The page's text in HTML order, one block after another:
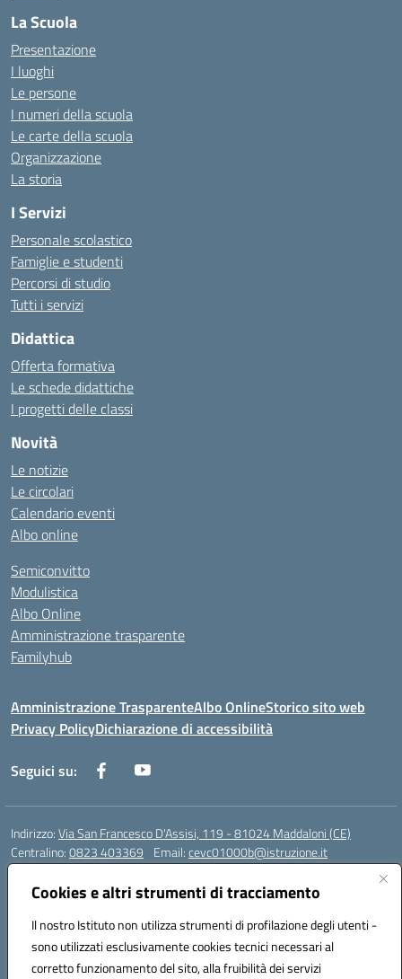
Cookies e altri strumenti di tracciamento
Il nostro Istituto non utilizza strumenti di profilazione degli utenti -
sono utilizzati esclusivamente cookies tecnici necessari al
corretto funzionamento del sito, alla fruibilità dei servizi
La Scuola
Presentazione
I luoghi
Le persone
I numeri della scuola
Le carte della scuola
Organizzazione
La storia
I Servizi
Personale scolastico
Famiglie e studenti
Percorsi di studio
Tutti i servizi
Didattica
Offerta formativa
Le schede didattiche
I progetti delle classi
Novità
Le notizie
Le circolari
Calendario eventi
Albo online
Semiconvitto
Modulistica
Albo Online
Amministrazione trasparente
Familyhub
Amministrazione TrasparenteAlbo OnlineStorico sito web
Privacy PolicyDichiarazione di accessibilità
Seguici su:
Indirizzo:Via San Francesco D'Assisi, 119 - 81024 Maddaloni (CE)
Centralino:0823 403369 Email:cevc01000b@istruzione.it
Posta elettronica certificata (PEC):
Codice fiscale: 80004990612 (Convitto) - 93044680614 (Scuole
Annesse)
Codice meccanografico:CEVC01000B
Codice Indice delle Pubbliche Amministrazioni (IPA): istsc_cevc01000b